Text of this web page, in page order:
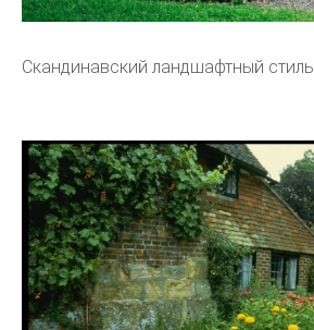
Скандинавский ландшафтный стиль